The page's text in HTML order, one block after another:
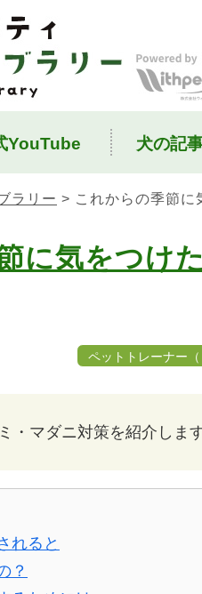
YouTube 犬の記
ラリー > これからの季節に
に気をつけ
ペットトレーナー（
・マダニ対策を紹介します
れると
？